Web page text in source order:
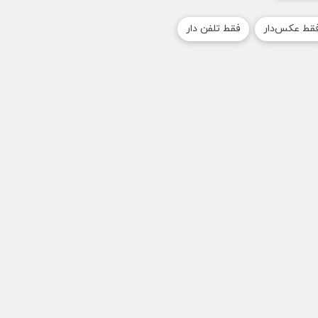
عکس‌دار فقط تلفن دار